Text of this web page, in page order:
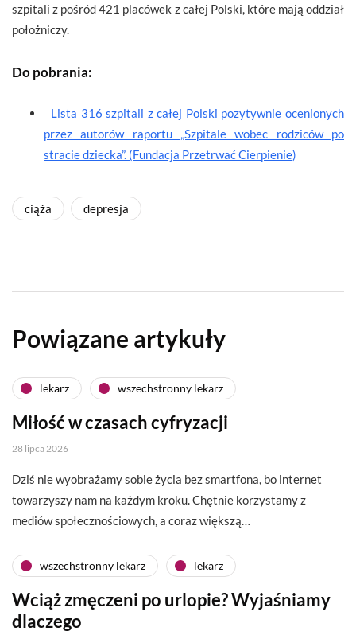
szpitali z pośród 421 placówek z całej Polski, które mają oddział
położniczy.
Do pobrania:
Lista 316 szpitali z całej Polski pozytywnie ocenionych
przez autorów raportu „Szpitale wobec rodziców po
stracie dziecka”. (Fundacja Przetrwać Cierpienie)
ciąża depresja
Powiązane artykuły
lekarz wszechstronny lekarz
Miłość w czasach cyfryzacji
28 lipca 2026
Dziś nie wyobrażamy sobie życia bez smartfona, bo internet
towarzyszy nam na każdym kroku. Chętnie korzystamy z
mediów społecznościowych, a coraz większą…
wszechstronny lekarz lekarz
Wciąż zmęczeni po urlopie? Wyjaśniamy
dlaczego